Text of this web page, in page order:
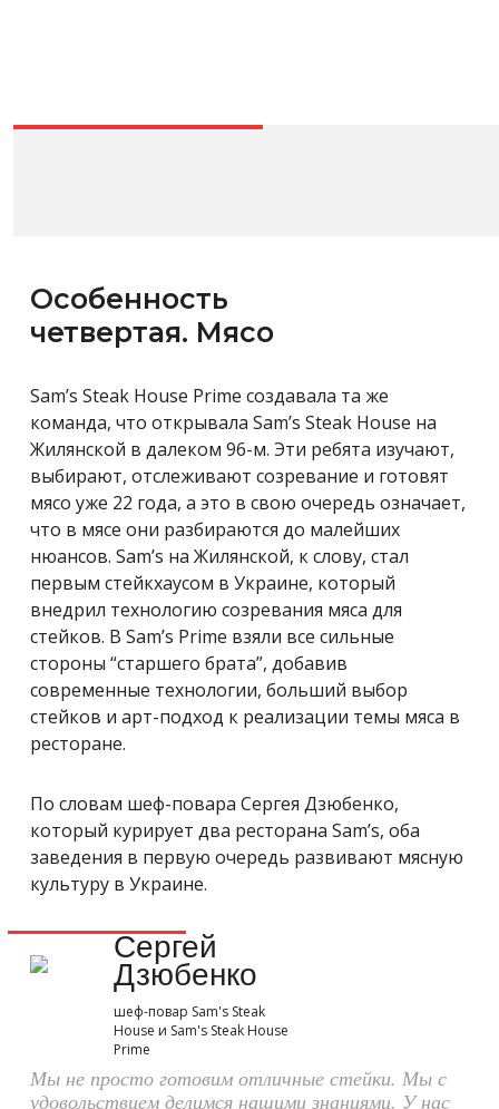
Особенность
четвертая. Мясо
Sam’s Steak House Prime создавала та же
команда, что открывала Sam’s Steak House на
Жилянской в далеком 96-м. Эти ребята изучают,
выбирают, отслеживают созревание и готовят
мясо уже 22 года, а это в свою очередь означает,
что в мясе они разбираются до малейших
нюансов. Sam’s на Жилянской, к слову, стал
первым стейкхаусом в Украине, который
внедрил технологию созревания мяса для
стейков. В Sam’s Prime взяли все сильные
стороны “старшего брата”, добавив
современные технологии, больший выбор
стейков и арт-подход к реализации темы мяса в
ресторане.
По словам шеф-повара Сергея Дзюбенко,
который курирует два ресторана Sam’s, оба
заведения в первую очередь развивают мясную
культуру в Украине.
Сергей
Дзюбенко
шеф-повар Sam's Steak
House и Sam's Steak House
Prime
Мы не просто готовим отличные стейки. Мы с
удовольствием делимся нашими знаниями. У нас